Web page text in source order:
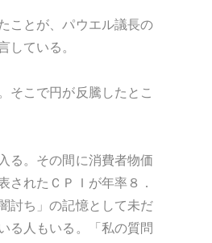
ことが、パウエル議長の
している。
そこで円が反騰したとこ
る。その間に消費者物価
れたＣＰＩが年率８．
討ち」の記憶として未だ
る人もいる。「私の質問